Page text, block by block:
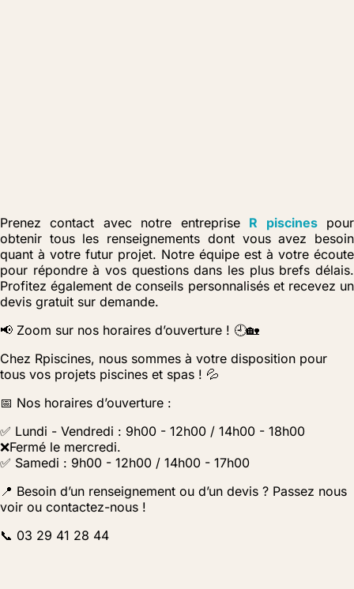
Prenez contact avec notre entreprise R piscinespour
obtenir tous les renseignements dont vous avez besoin
quant à votre futur projet. Notre équipe est à votre écoute
pour répondre à vos questions dans les plus brefs délais.
Profitez également de conseils personnalisés et recevez un
devis gratuit sur demande.
📢 Zoom sur nos horaires d’ouverture ! 🕘🏡
Chez Rpiscines, nous sommes à votre disposition pour
tous vos projets piscines et spas ! 💦
📅 Nos horaires d’ouverture :
✅ Lundi - Vendredi : 9h00 - 12h00 / 14h00 - 18h00
❌Fermé le mercredi.
✅ Samedi : 9h00 - 12h00 / 14h00 - 17h00
📍 Besoin d’un renseignement ou d’un devis ? Passez nous
voir ou contactez-nous !
📞 03 29 41 28 44